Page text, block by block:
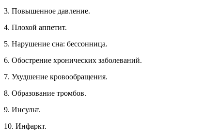
3. Повышенное давление.
4. Плохой аппетит.
5. Нарушение сна: бессонница.
6. Обострение хронических заболеваний.
7. Ухудшение кровообращения.
8. Образование тромбов.
9. Инсульт.
10. Инфаркт.